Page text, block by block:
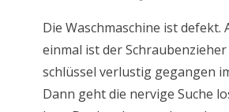
Die Waschmaschine ist defekt.
einmal ist der
schlüssel verlustig gegangen
Dann geht die nervige Suche